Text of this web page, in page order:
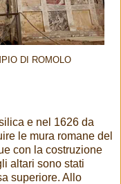
DI ROMOLO
e nel 1626 da
le mura romane del
con la costruzione
altari sono stati
superiore. Allo